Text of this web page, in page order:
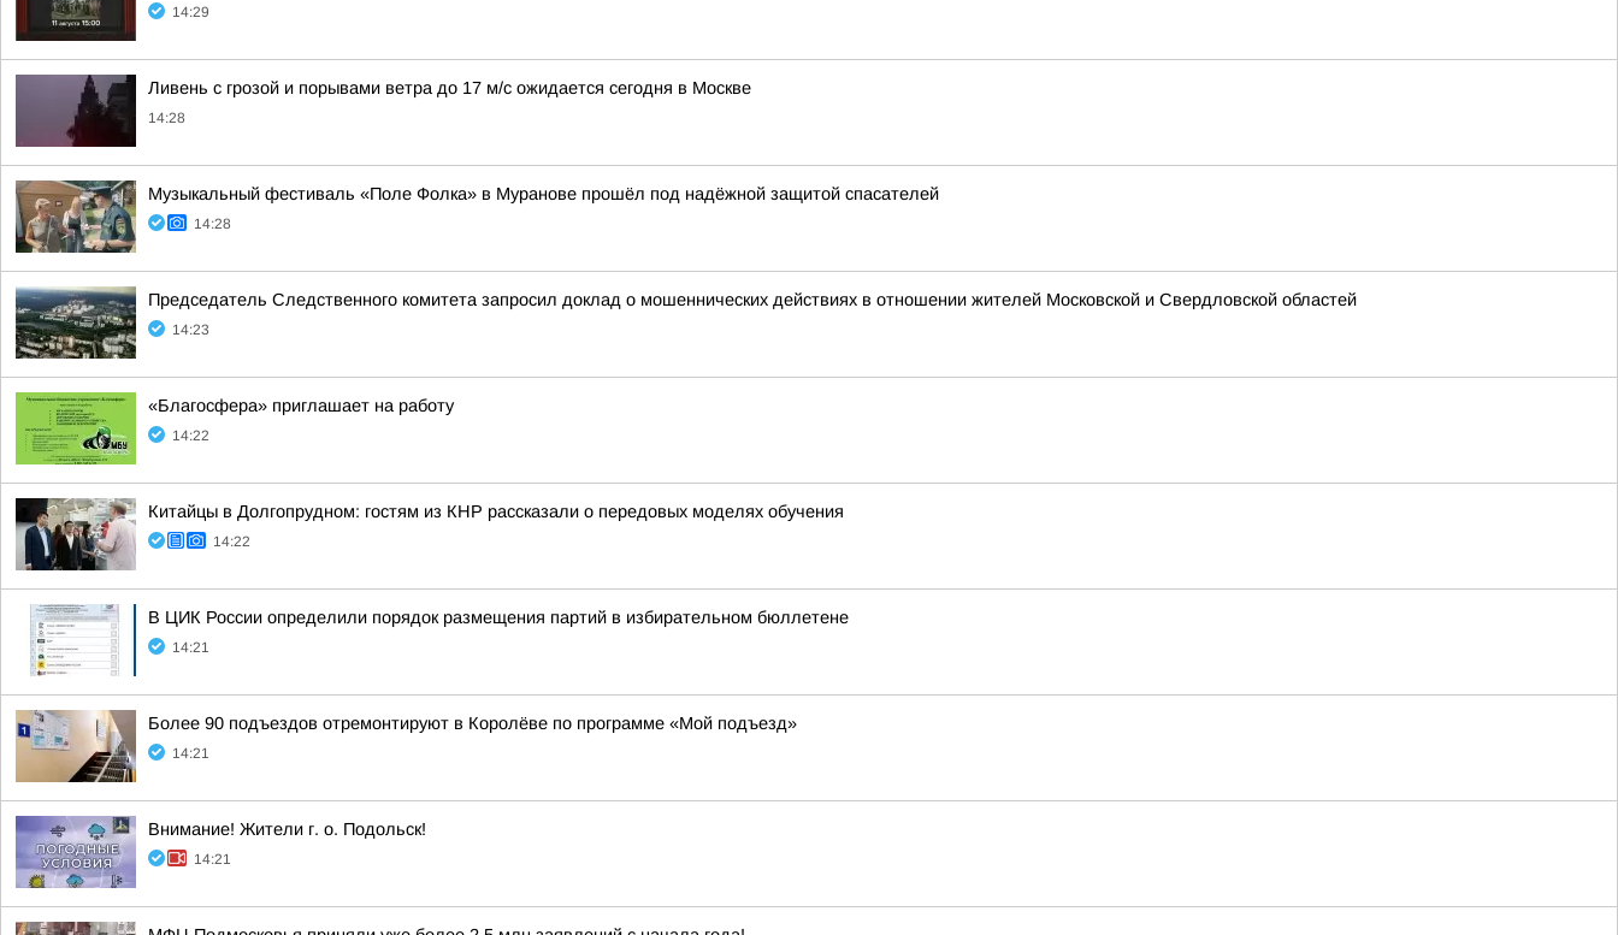
14:29
Ливень с грозой и порывами ветра до 17 м/с ожидается сегодня в Москве
14:28
Музыкальный фестиваль «Поле Фолка» в Муранове прошёл под надёжной защитой спасателей
14:28
Председатель Следственного комитета запросил доклад о мошеннических действиях в отношении жителей Московской и Свердловской областей
14:23
«Благосфера» приглашает на работу
14:22
Китайцы в Долгопрудном: гостям из КНР рассказали о передовых моделях обучения
14:22
В ЦИК России определили порядок размещения партий в избирательном бюллетене
14:21
Более 90 подъездов отремонтируют в Королёве по программе «Мой подъезд»
14:21
Внимание! Жители г. о. Подольск!
14:21